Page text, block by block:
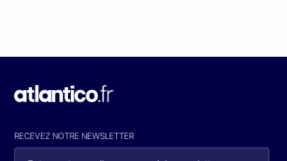
RECEVEZ NOTRE NEWSLETTER